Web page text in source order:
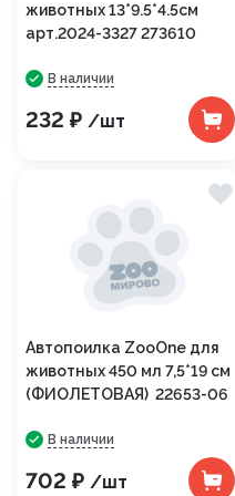
животных 13*9.5*4.5см
арт.2024-3327 273610
В наличии
232 ₽ /шт
Автопоилка ZooOne для
животных 450 мл 7,5*19 см
(ФИОЛЕТОВАЯ) 22653-06
В наличии
702 ₽ /шт